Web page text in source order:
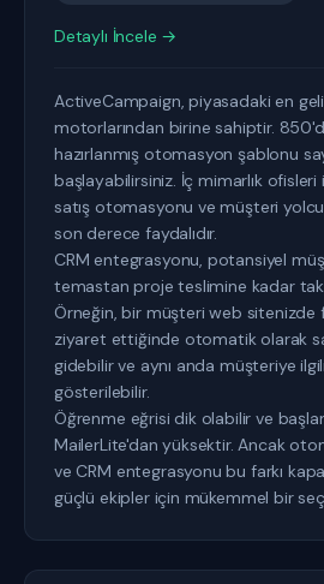
Detaylı İncele →
ActiveCampaign, piyasadaki en
motorlarından birine sahiptir.
hazırlanmış otomasyon şablonu
başlayabilirsiniz. İç mimarlık
satış otomasyonu ve müşteri
son derece faydalıdır.
CRM entegrasyonu, potansiyel
temastan proje teslimine kadar
Örneğin, bir müşteri web sitenizde
ziyaret ettiğinde otomatik olarak
gidebilir ve aynı anda müşteriye
gösterilebilir.
Öğrenme eğrisi dik olabilir ve
MailerLite'dan yüksektir. Ancak
ve CRM entegrasyonu bu farkı
güçlü ekipler için mükemmel bir